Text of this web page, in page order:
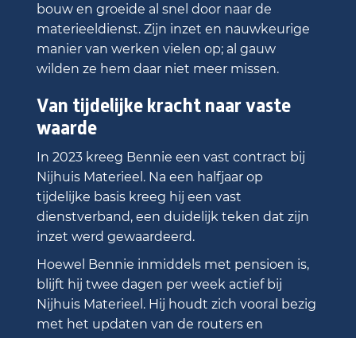
bouw en groeide al snel door naar de
materieeldienst. Zijn inzet en nauwkeurige
manier van werken vielen op; al gauw
wilden ze hem daar niet meer missen.
Van tijdelijke kracht naar vaste
waarde
In 2023 kreeg Bennie een vast contract bij
Nijhuis Materieel. Na een halfjaar op
tijdelijke basis kreeg hij een vast
dienstverband, een duidelijk teken dat zijn
inzet werd gewaardeerd.
Hoewel Bennie inmiddels met pensioen is,
blijft hij twee dagen per week actief bij
Nijhuis Materieel. Hij houdt zich vooral bezig
met het updaten van de routers en